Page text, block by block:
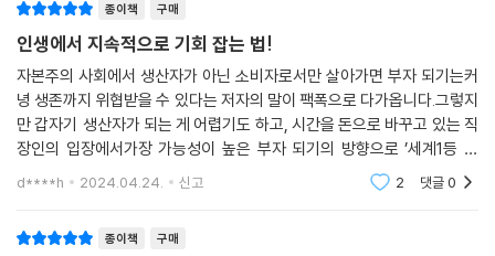
종이책 구매
인생에서 지속적으로 기회 잡는 법!
자본주의 사회에서 생산자가 아닌 소비자로서만 살아가면 부자 되기는커
녕 생존까지 위협받을 수 있다는 저자의 말이 팩폭으로 다가옵니다.그렇지
만 갑자기 생산자가 되는 게 어렵기도 하고, 시간을 돈으로 바꾸고 있는 직
장인의 입장에서가장 가능성이 높은 부자 되기의 방향으로 ’세계1등 주
식‘을 모으다가 매뉴얼을 통해 위험을 회피하는 방안을 제시해 주고 있습
d****h 2024.04.24. 신고 2 댓글0
종이책 구매